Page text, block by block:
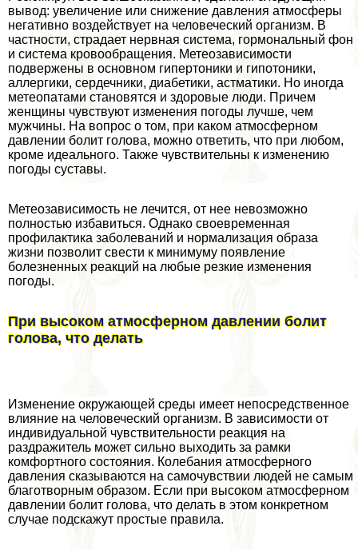
вывод: увеличение или снижение давления атмосферы
негативно воздействует на человеческий организм. В
частности, страдает нервная система, гормональный фон
и система кровообращения. Метеозависимости
подвержены в основном гипертоники и гипотоники,
аллергики, сердечники, диабетики, астматики. Но иногда
метеопатами становятся и здоровые люди. Причем
женщины чувствуют изменения погоды лучше, чем
мужчины. На вопрос о том, при каком атмосферном
давлении болит голова, можно ответить, что при любом,
кроме идеального. Также чувствительны к изменению
погоды суставы.
Метеозависимость не лечится, от нее невозможно
полностью избавиться. Однако своевременная
профилактика заболеваний и нормализация образа
жизни позволит свести к минимуму появление
болезненных реакций на любые резкие изменения
погоды.
При высоком атмосферном давлении болит
голова, что делать
Изменение окружающей среды имеет непосредственное
влияние на человеческий организм. В зависимости от
индивидуальной чувствительности реакция на
раздражитель может сильно выходить за рамки
комфортного состояния. Колебания атмосферного
давления сказываются на самочувствии людей не самым
благотворным образом. Если при высоком атмосферном
давлении болит голова, что делать в этом конкретном
случае подскажут простые правила.